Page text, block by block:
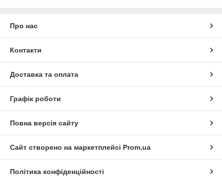
Про нас
Контакти
Доставка та оплата
Графік роботи
Повна версія сайту
Сайт створено на маркетплейсі Prom.ua
Політика конфіденційності